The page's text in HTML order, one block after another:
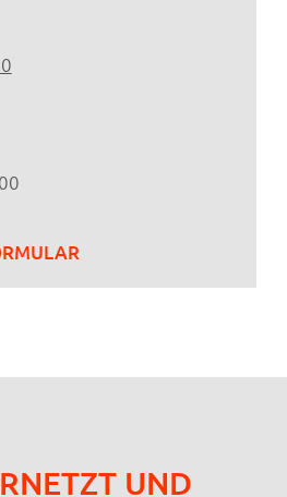
UND